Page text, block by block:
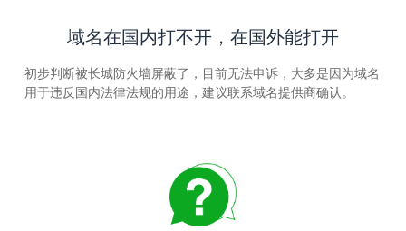
域名在国内打不开，在国外能打开
初步判断被长城防火墙屏蔽了，目前无法申诉，大多是因为域名
用于违反国内法律法规的用途，建议联系域名提供商确认。